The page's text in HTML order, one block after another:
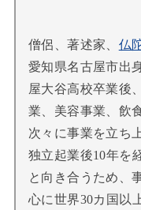
僧侶、著述家、 仏
愛知県名古屋市出
屋大谷高校卒業後
業、美容事業、飲
次々に事業を立ち
独立起業後10年を
と向き合うため、
心に世界30カ国以